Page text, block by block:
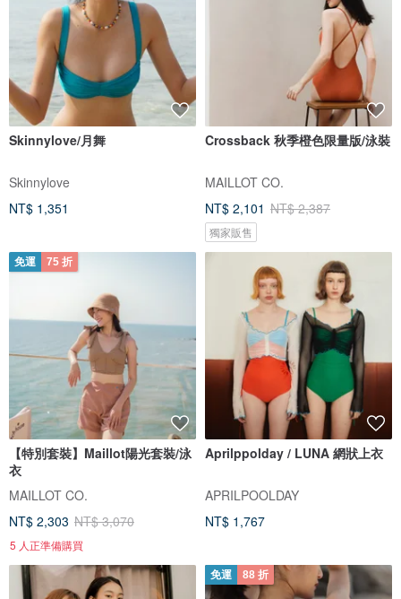
Skinnylove/月舞
Skinnylove
NT$ 1,351
Crossback 秋季橙色限量版/泳裝
MAILLOT CO.
NT$ 2,101 NT$ 2,387
獨家販售
免運 75 折
【特別套裝】Maillot陽光套裝/泳
衣
MAILLOT CO.
NT$ 2,303 NT$ 3,070
5 人正準備購買
Aprilppolday / LUNA 網狀上衣
APRILPOOLDAY
NT$ 1,767
免運 88 折